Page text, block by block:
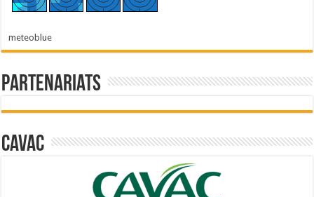
meteoblue
Partenariats
Cavac